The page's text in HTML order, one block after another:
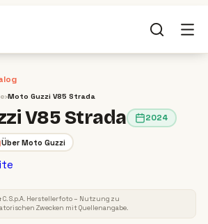
›Moto Guzzi V85 Strada
V85 Strada 2024
Über Moto Guzzi
S.p.A. Herstellerfoto – Nutzung zu
Zwecken mit Quellenangabe.